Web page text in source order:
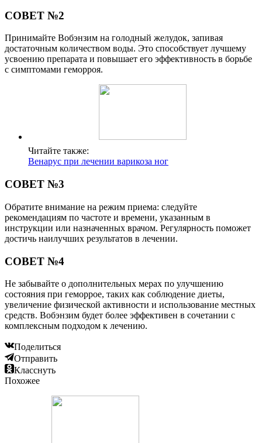
СОВЕТ №2
Принимайте Вобэнзим на голодный желудок, запивая
достаточным количеством воды. Это способствует лучшему
усвоению препарата и повышает его эффективность в борьбе
с симптомами геморроя.
Читайте также:
Венарус при лечении варикоза ног
СОВЕТ №3
Обратите внимание на режим приема: следуйте
рекомендациям по частоте и времени, указанным в
инструкции или назначенных врачом. Регулярность поможет
достичь наилучших результатов в лечении.
СОВЕТ №4
Не забывайте о дополнительных мерах по улучшению
состояния при геморрое, таких как соблюдение диеты,
увеличение физической активности и использование местных
средств. Вобэнзим будет более эффективен в сочетании с
комплексным подходом к лечению.
Поделиться
Отправить
Класснуть
Похожее